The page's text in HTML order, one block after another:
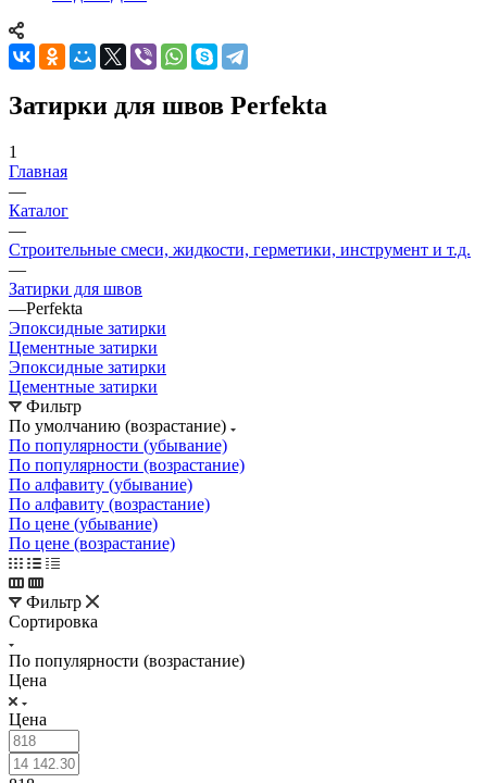
Затирки для швов Perfekta
1
Главная
—
Каталог
—
Строительные смеси, жидкости, герметики, инструмент и т.д.
—
Затирки для швов
—Perfekta
Эпоксидные затирки
Цементные затирки
Эпоксидные затирки
Цементные затирки
Фильтр
По умолчанию (возрастание)
По популярности (убывание)
По популярности (возрастание)
По алфавиту (убывание)
По алфавиту (возрастание)
По цене (убывание)
По цене (возрастание)
Фильтр
Сортировка
По популярности (возрастание)
Цена
Цена